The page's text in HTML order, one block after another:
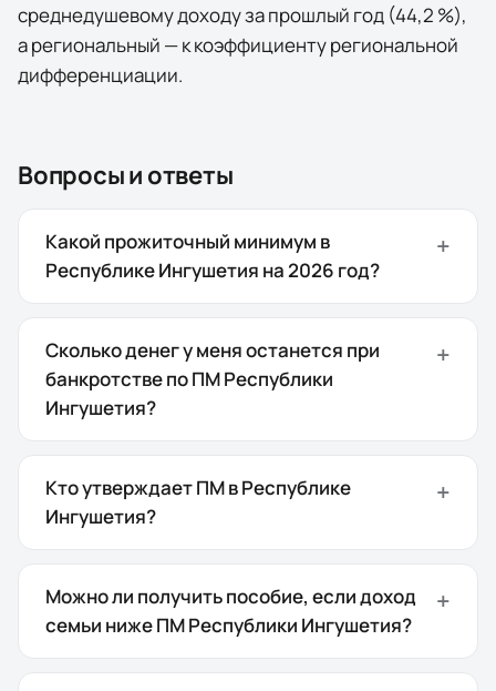
среднедушевому доходу за прошлый год (44,2 %),
а региональный — к коэффициенту региональной
дифференциации.
Вопросы и ответы
Какой прожиточный минимум в
Республике Ингушетия на 2026 год?
Сколько денег у меня останется при
банкротстве по ПМ Республики
Ингушетия?
Кто утверждает ПМ в Республике
Ингушетия?
Можно ли получить пособие, если доход
семьи ниже ПМ Республики Ингушетия?